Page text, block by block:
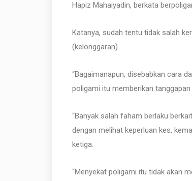
Hapiz Mahaiyadin, berkata
Katanya, sudah tentu tidak salah
(kelonggaran).
“Bagaimanapun, disebabkan cara
poligami itu memberikan
“Banyak salah faham berlaku
dengan melihat keperluan kes,
ketiga.
“Menyekat poligami itu tidak akan